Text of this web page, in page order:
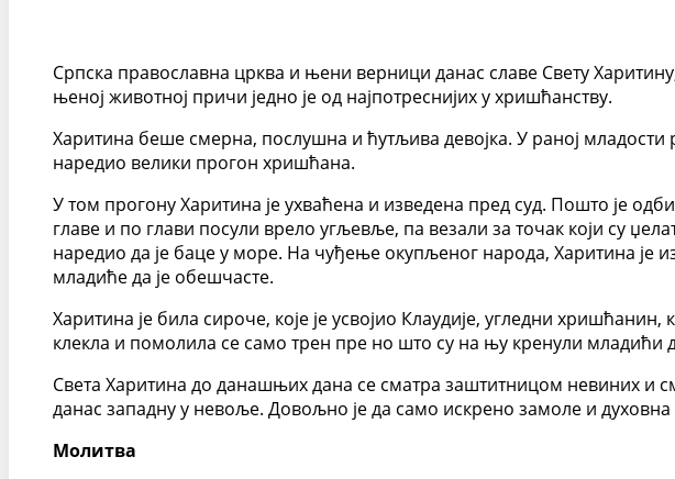
Српска православна црква и њени верници данас славе Свету
њеној животној причи једно је од најпотреснијих у хришћанству.
Харитина беше смерна, послушна и ћутљива девојка. У раној
наредио велики прогон хришћана.
У том прогону Харитина је ухваћена и изведена пред суд. Пошто је
главе и по глави посули врело угљевље, па везали за точак који су
наредио да је баце у море. На чуђење окупљеног народа, Харитина је
младиће да је обешчасте.
Харитина је била сироче, које је усвојио Клаудије, угледни
клекла и помолила се само трен пре но што су на њу кренули младићи
Света Харитина до данашњих дана се сматра заштитницом невиних и
данас западну у невоље. Довољно је да само искрено замоле и
Молитва